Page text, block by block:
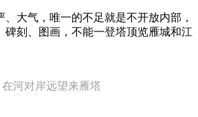
大气，唯一的不足就是不开放内部，
碑刻、图画，不能一登塔顶览雁城和江
在河对岸远望来雁塔